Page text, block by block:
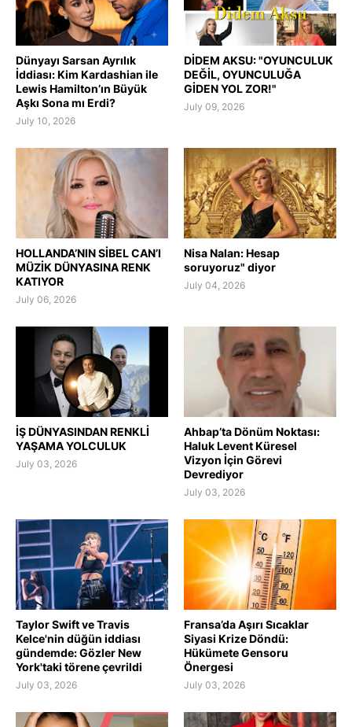
Dünyayı Sarsan Ayrılık
İddiası: Kim Kardashian ile
Lewis Hamilton’ın Büyük
Aşkı Sona mı Erdi?
July 10, 2026
DİDEM AKSU: "OYUNCULUK
DEĞİL, OYUNCULUĞA
GİDEN YOL ZOR!"
July 09, 2026
HOLLANDA’NIN SİBEL CAN’I
MÜZİK DÜNYASINA RENK
KATIYOR
July 06, 2026
Nisa Nalan: Hesap
soruyoruz" diyor
July 04, 2026
İŞ DÜNYASINDAN RENKLİ
YAŞAMA YOLCULUK
July 03, 2026
Ahbap’ta Dönüm Noktası:
Haluk Levent Küresel
Vizyon İçin Görevi
Devrediyor
July 03, 2026
Taylor Swift ve Travis
Kelce'nin düğün iddiası
gündemde: Gözler New
York'taki törene çevrildi
July 03, 2026
Fransa’da Aşırı Sıcaklar
Siyasi Krize Döndü:
Hükümete Gensoru
Önergesi
July 03, 2026